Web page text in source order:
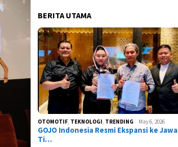
BERITA UTAMA
OTOMOTIF TEKNOLOGI TRENDING May 6, 2026
GOJO Indonesia Resmi Ekspansi ke Jawa
Ti…